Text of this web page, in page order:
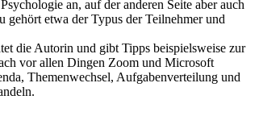
an, auf der anderen Seite aber auch
gehört etwa der Typus der Teilnehmer und
die Autorin und gibt Tipps beispielsweise zur
vor allen Dingen Zoom und Microsoft
Themenwechsel, Aufgabenverteilung und